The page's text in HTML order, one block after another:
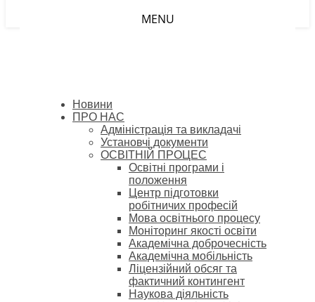
MENU
Новини
ПРО НАС
Адміністрація та викладачі
Установчі документи
ОСВІТНІЙ ПРОЦЕС
Освітні програми і
положення
Центр підготовки
робітничих професій
Мова освітнього процесу
Моніторинг якості освіти
Академічна доброчесність
Академічна мобільність
Ліцензійний обсяг та
фактичний контингент
Наукова діяльність